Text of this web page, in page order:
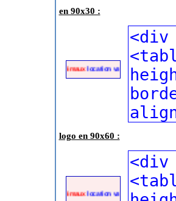
en 90x30 :
petites annonces animaux location vacances annonce
logo en 90x60 :
petites annonces animaux location vacances annonce